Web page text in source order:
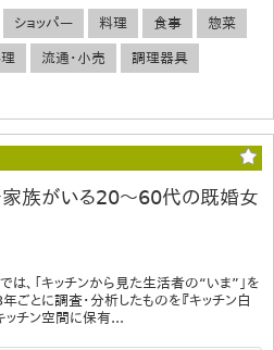
ショッパー 料理 食事 惣菜
流通・小売 調理器具
家族がいる20～60代の既婚女
は、「キッチンから見た生活者の“いま”」を
ごとに調査・分析したものを『キッチン白
ッチン空間に保有...